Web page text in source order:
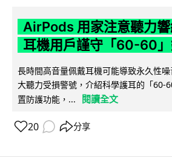
AirPods 用家注意聽力
耳機用戶謹守「60-60
長時間高音量佩戴耳機可能導致永久性
大聽力受損警號，介紹科學護耳的「60-
置防護功能，...
閱讀全文
20 分享